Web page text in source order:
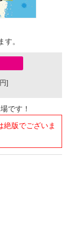
。
]
です！
版でございま